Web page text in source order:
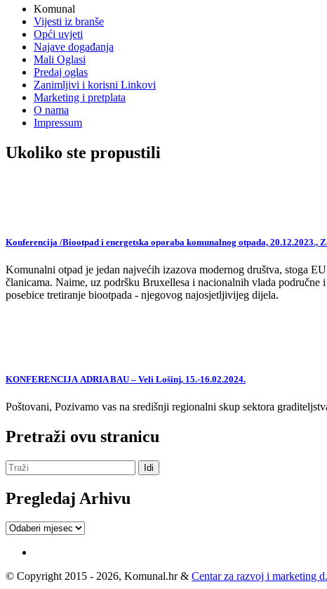
Komunal
Vijesti iz branše
Opći uvjeti
Najave događanja
Mali Oglasi
Predaj oglas
Zanimljivi i korisni Linkovi
Marketing i pretplata
O nama
Impressum
Ukoliko ste propustili
Konferencija /Biootpad i energetska oporaba komunalnog otpada, 20.12.2023.,
Komunalni otpad je jedan najvećih izazova modernog društva, stoga
članicama. Naime, uz podršku Bruxellesa i nacionalnih vlada
posebice tretiranje biootpada - njegovog najosjetljivijeg dijela.
KONFERENCIJA ADRIA BAU – Veli Lošinj, 15.-16.02.2024.
Poštovani, Pozivamo vas na središnji regionalni skup sektora
Pretraži ovu stranicu
Pregledaj Arhivu
Pregledaj
© Copyright 2015 - 2026, Komunal.hr & Centar za razvoj i marketing